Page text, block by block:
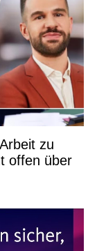
zu
offen über